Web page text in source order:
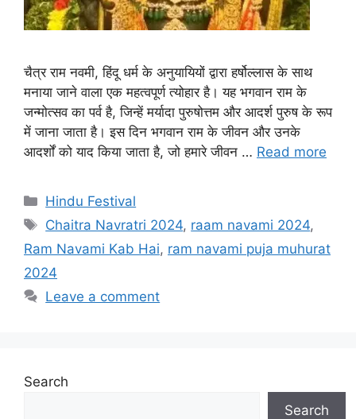
चैत्र राम नवमी, हिंदू धर्म के अनुयायियों द्वारा हर्षोल्लास के साथ
मनाया जाने वाला एक महत्वपूर्ण त्योहार है। यह भगवान राम के
जन्मोत्सव का पर्व है, जिन्हें मर्यादा पुरुषोत्तम और आदर्श पुरुष के रूप
में जाना जाता है। इस दिन भगवान राम के जीवन और उनके
आदर्शों को याद किया जाता है, जो हमारे जीवन … Read more
C
a
e
g
o
s
Hindu Festival
T
s
Chaitra Navratri 2024, raam navami 2024,
Ram Navami Kab Hai, ram navami puja muhurat
2024
Leave a comment
Search
Search